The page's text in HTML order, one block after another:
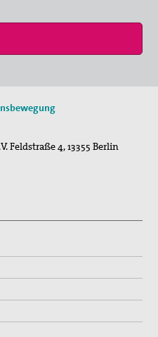
Feldstraße 4,13355 Berlin